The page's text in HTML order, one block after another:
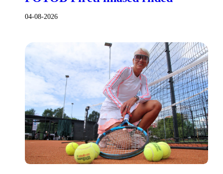
04-08-2026